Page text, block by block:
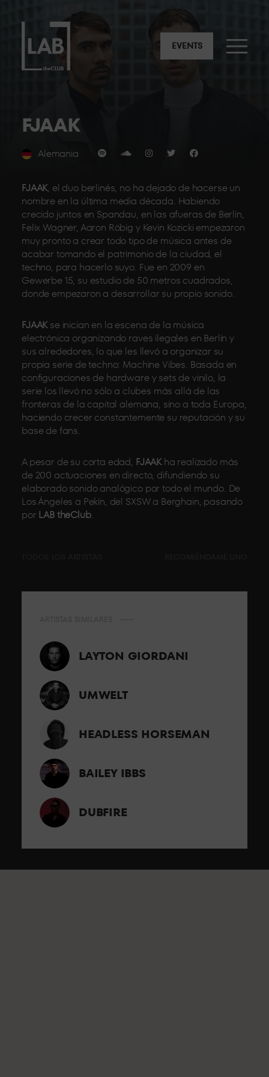
EVENTS
FJAAK
Alemania
FJAAK, el duo berlinés, no ha dejado de hacerse un
nombre en la última media década. Habiendo
crecido juntos en Spandau, en las afueras de Berlín,
Felix Wagner, Aaron Röbig y Kevin Kozicki empezaron
muy pronto a crear todo tipo de música antes de
acabar tomando el patrimonio de la ciudad, el
techno, para hacerlo suyo. Fue en 2009 en
Gewerbe 15, su estudio de 50 metros cuadrados,
donde empezaron a desarrollar su propio sonido.
FJAAKse inician en la escena de la música
electrónica organizando raves ilegales en Berlín y
sus alrededores, lo que les llevó a organizar su
propia serie de techno: Machine Vibes. Basada en
configuraciones de hardware y sets de vinilo, la
serie los llevó no sólo a clubes más allá de las
fronteras de la capital alemana, sino a toda Europa,
haciendo crecer constantemente su reputación y su
base de fans.
A pesar de su corta edad, FJAAKha realizado más
de 200 actuaciones en directo, difundiendo su
elaborado sonido analógico por todo el mundo. De
Los Ángeles a Pekín, del SXSW a Berghain, pasando
por LAB theClub.
LAYTON GIORDANI
UMWELT
HEADLESS HORSEMAN
BAILEY IBBS
DUBFIRE